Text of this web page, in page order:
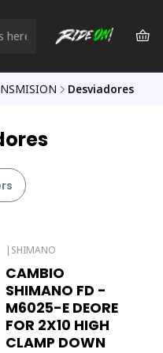
Desviadores
| SHIMANO
CAMBIO
SHIMANO FD -
M6025-E DEORE
FOR 2X10 HIGH
CLAMP DOWN